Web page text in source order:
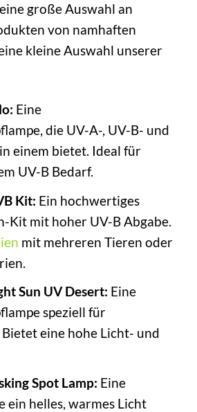
große Auswahl an
von namhaften
kleine Auswahl unserer
Eine
die UV-A-, UV-B- und
einem bietet. Ideal für
UV-B Bedarf.
Kit: Ein hochwertiges
Kit mit hoher UV-B Abgabe.
mit mehreren Tieren oder
Sun UV Desert: Eine
speziell für
eine hohe Licht- und
Spot Lamp: Eine
ein helles, warmes Licht